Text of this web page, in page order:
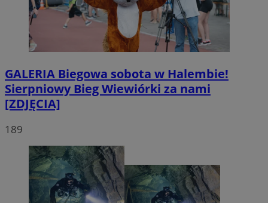
GALERIA Biegowa sobota w Halembie!
Sierpniowy Bieg Wiewiórki za nami
[ZDJĘCIA]
189